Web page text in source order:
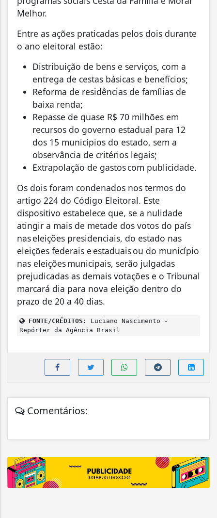
Melhor.
Entre as ações praticadas pelos dois durante
o ano eleitoral estão:
Distribuição de bens e serviços, com a
entrega de cestas básicas e benefícios;
Reforma de residências de famílias de
baixa renda;
Repasse de quase R$ 70 milhões em
recursos do governo estadual para 12
dos 15 municípios do estado, sem a
observância de critérios legais;
Extrapolação de gastos com publicidade.
Os dois foram condenados nos termos do
artigo 224 do Código Eleitoral. Este
dispositivo estabelece que, se a nulidade
atingir a mais de metade dos votos do país
nas eleições presidenciais, do estado nas
eleições federais e estaduais ou do município
nas eleições municipais, serão julgadas
prejudicadas as demais votações e o Tribunal
marcará dia para nova eleição dentro do
prazo de 20 a 40 dias.
FONTE/CRÉDITOS:
Luciano Nascimento -
Repórter da Agência Brasil
Comentários: